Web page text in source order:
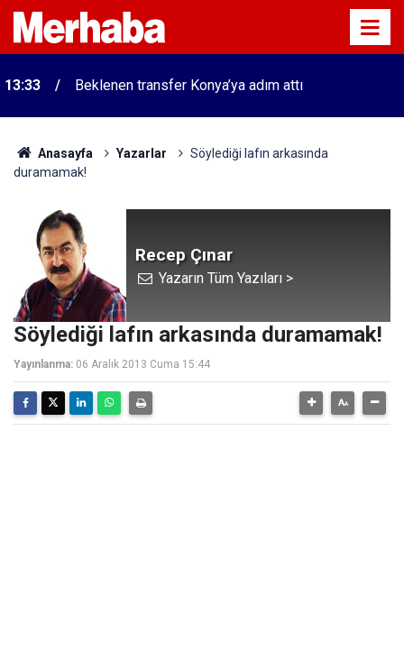
13:33 Beklenen transfer Konya’ya adım attı
Anasayfa Yazarlar
Söylediği lafın arkasında
duramamak!
Recep Çınar
Yazarın Tüm Yazıları >
Söylediği lafın arkasında duramamak!
Yayınlanma: 06 Aralık 2013 Cuma 15:44